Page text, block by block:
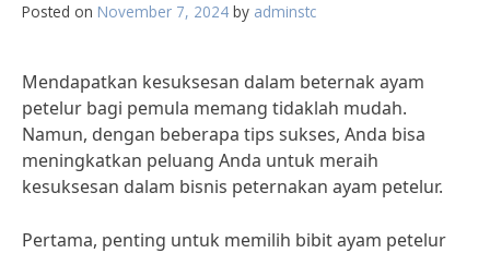
Posted on November 7, 2024 by adminstc
Mendapatkan kesuksesan dalam beternak ayam
petelur bagi pemula memang tidaklah mudah.
Namun, dengan beberapa tips sukses, Anda bisa
meningkatkan peluang Anda untuk meraih
kesuksesan dalam bisnis peternakan ayam petelur.
Pertama, penting untuk memilih bibit ayam petelur